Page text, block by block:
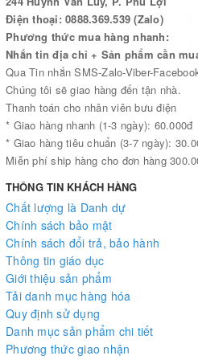
bạn trên mọi hành trình để
những khúc nhạc du dương ngọt
lấp lánh!
Điện thoại: 0888.369.539 (Zalo)
Phương thức mua hàng nhanh:
Nhắn tin địa chỉ + Sản phẩm cần
Qua Tin nhắn SMS-Zalo-Viber-
Chúng tôi sẽ giao hàng đến tận nhà.
Thanh toán cho nhân viên bưu điện
* Giao hàng nhanh (1-3 ngày): 60.000đ
* Giao hàng tiêu chuẩn (3-7 ngày):
Miễn phí ship hàng cho đơn hàng
THÔNG TIN KHÁCH HÀNG
Chất lượng là Danh dự
Chính sách bảo mật
Chính sách đổi trả, bảo hành
Thông tin giáo dục
Giới thiệu sản phẩm
Tải danh mục hàng hóa
Quy định sử dụng
Danh mục sản phẩm chi tiết
Phương thức giao nhận